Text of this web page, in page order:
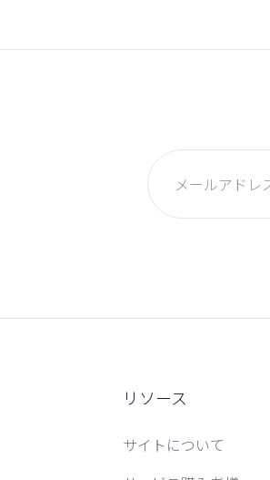
リソース
サイトについて